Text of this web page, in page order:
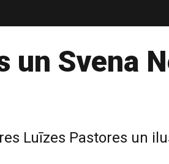
un Svena
Luīzes Pastores un